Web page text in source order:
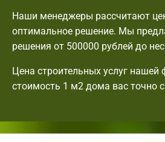
Наши менеджеры рассчитают
оптимальное решение. Мы
решения от 500000 рублей до
Цена строительных услуг
стоимость 1 м2 дома вас точно